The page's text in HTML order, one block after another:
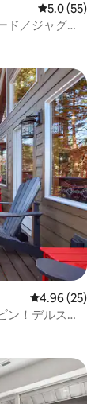
レビュー55
5.0 (55)
ド／ジャグジ
レビュー25
4.96 (25)
ン！デルス！